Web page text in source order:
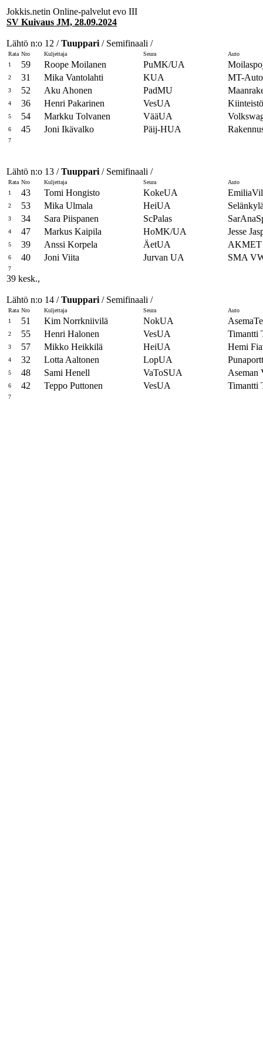
Jokkis.netin Online-palvelut evo III
SV Kuivaus JM, 28.09.2024
Lähtö n:o 12 /Tuuppari / Semifinaali /
Rata Nro Kuljettaja Seura
Auto
1
59 Roope Moilanen PuMK/UA
2 31 Mika Vantolahti KUA MT-
3 52 Aku Ahonen PadMU
4 36 Henri Pakarinen VesUA
5 54 Markku Tolvanen VääUA
6 45 Joni Ikävalko Päij-HUA
7
Lähtö n:o 13 /Tuuppari / Semifinaali /
Rata Nro Kuljettaja Seura
Auto
1
43 Tomi Hongisto KokeUA
2 53 Mika Ulmala HeiUA
3 34 Sara Piispanen ScPalas
4 47 Markus Kaipila HoMK/UA Jesse
5 39 Anssi Korpela ÄetUA AKMET
6 40 Joni Viita Jurvan UA SMA
7
39 kesk.,
Lähtö n:o 14 /Tuuppari / Semifinaali /
Rata Nro Kuljettaja Seura
Auto
1
51 Kim Norrkniivilä NokUA
2 55 Henri Halonen VesUA Timantti
3 57 Mikko Heikkilä HeiUA Hemi
4 32 Lotta Aaltonen LopUA
5 48 Sami Henell VaToSUA Aseman
6 42 Teppo Puttonen VesUA Timantti
7